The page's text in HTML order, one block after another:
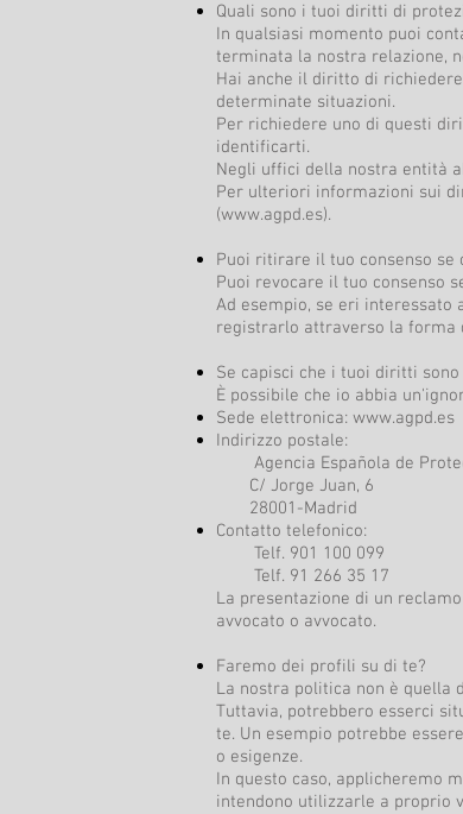
Quali sono i tuoi diritti di
In qualsiasi momento puoi
terminata la nostra relazione,
Hai anche il diritto di
determinate situazioni.
Per richiedere uno di questi
identificarti.
Negli uffici della nostra entità
Per ulteriori informazioni sui
(www.agpd.es).
Puoi ritirare il tuo consenso se
Puoi revocare il tuo consenso
Ad esempio, se eri
registrarlo attraverso la forma
Se capisci che i tuoi diritti
È possibile che io abbia
Sede elettronica: www.agpd.es
Indirizzo postale:
Agencia Española de
C/ Jorge Juan, 6
28001-Madrid
Contatto telefonico:
Telf. 901 100 099
Telf. 91 266 35 17
La presentazione di un
avvocato o avvocato.
Faremo dei profili su di te?
La nostra politica non è
Tuttavia, potrebbero esserci
te. Un esempio potrebbe
o esigenze.
In questo caso, applicheremo
intendono utilizzarle a proprio